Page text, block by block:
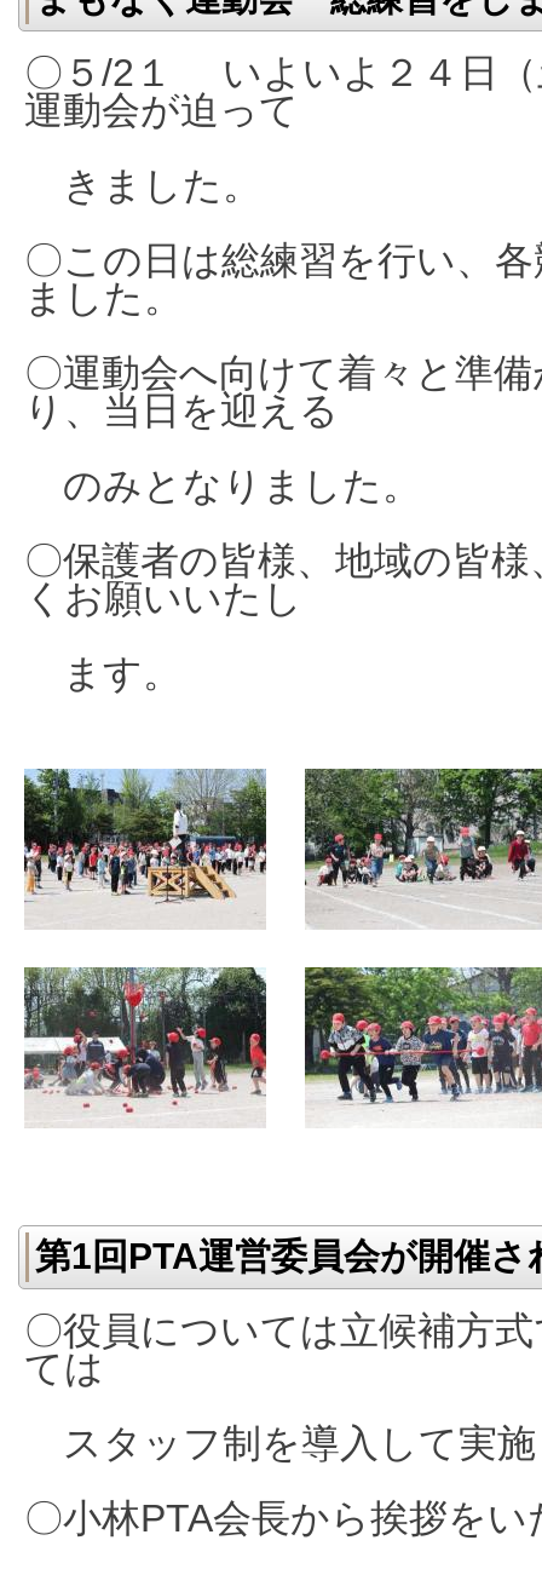
〇５/2１ いよいよ２４日（
運動会が迫って
きました。
〇この日は総練習を行い、
ました。
〇運動会へ向けて着々と準
り、当日を迎える
のみとなりました。
〇保護者の皆様、地域の皆
くお願いいたし
ます。
第1回PTA運営委員会が開催さ
〇役員については立候補方
ては
スタッフ制を導入して実
〇小林PTA会長から挨拶を